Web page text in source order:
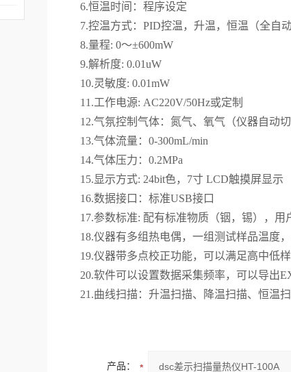
6.恒温时间：程序设定
7.控温方式：PID控温，升温，恒温（全自
8.量程: 0～±600mW
9.解析度: 0.01uW
10.灵敏度: 0.01mW
11.工作电源: AC220V/50Hz或定制
12.气氛控制气体：氮气、氧气（仪器自动切
13.气体流量：0-300mL/min
14.气体压力：0.2MPa
15.显示方式: 24bit色，7寸 LCD触摸屏显示
16.数据接口：标准USB接口
17.参数标准: 配有标准物质（铟，锡），用
18.仪器有多组热电偶，一组测试样品温度
19.仪器带多点校正功能，可以满足高中低
20.软件可以设置数据采集频率，可以导出
21.曲线扫描：升温扫描、降温扫描、恒温
产品：